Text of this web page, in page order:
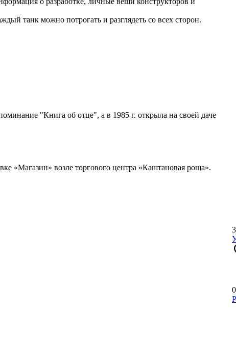
танк можно потрогать и разглядеть со всех сторон.
"Книга об отце", а в 1985 г. открыла на своей даче
«Магазин» возле торгового центра «Каштановая роща».
3
0